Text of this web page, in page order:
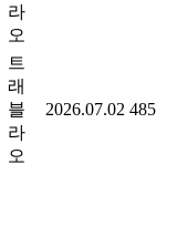
라
오
트
래
블
라
오
2026.07.02 485